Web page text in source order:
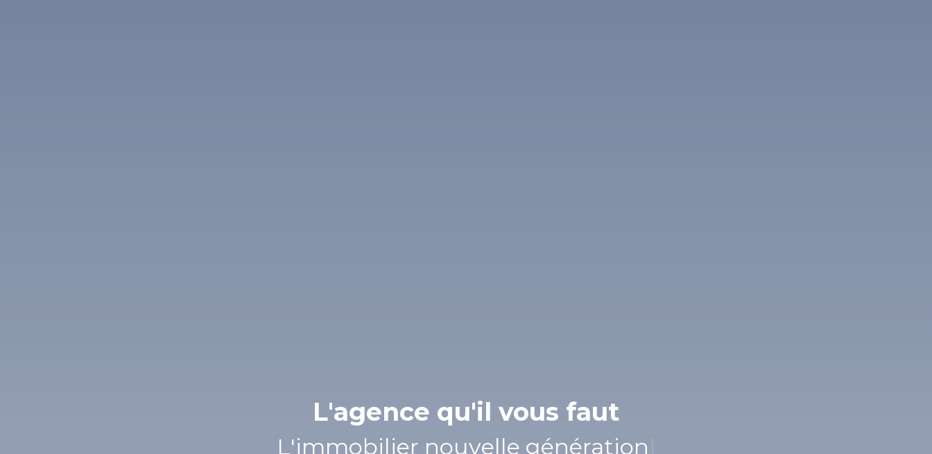
L'agence qu'il vous faut
L'immob|